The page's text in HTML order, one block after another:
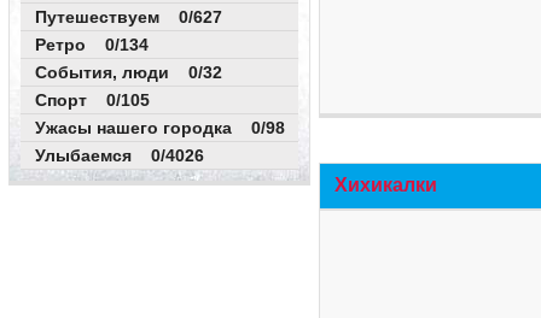
Путешествуем 0/627
Ретро 0/134
События, люди 0/32
Спорт 0/105
Ужасы нашего городка 0/98
Улыбаемся 0/4026
Хихикалки